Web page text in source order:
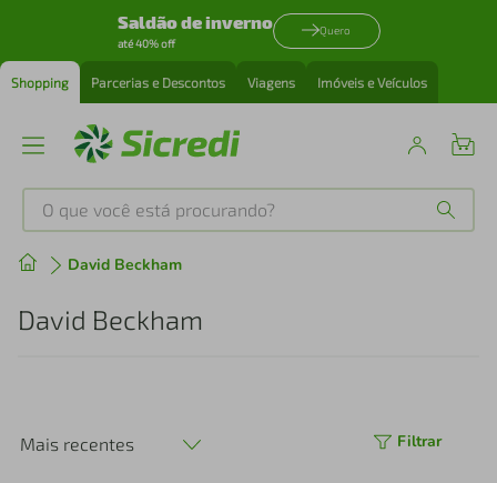
Saldão de inverno
até 40% off
Quero
Shopping Parcerias e Descontos Viagens Imóveis e Veículos
O que você está procurando?
David Beckham
David Beckham
Mais recentes Filtrar
Produtos mais buscados
º tenis
perfume